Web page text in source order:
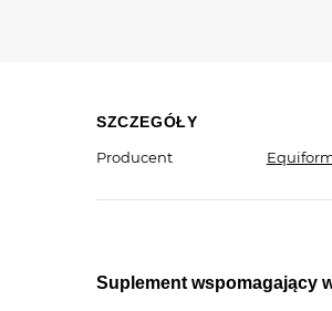
SZCZEGÓŁY
Producent
Suplement wspomagający